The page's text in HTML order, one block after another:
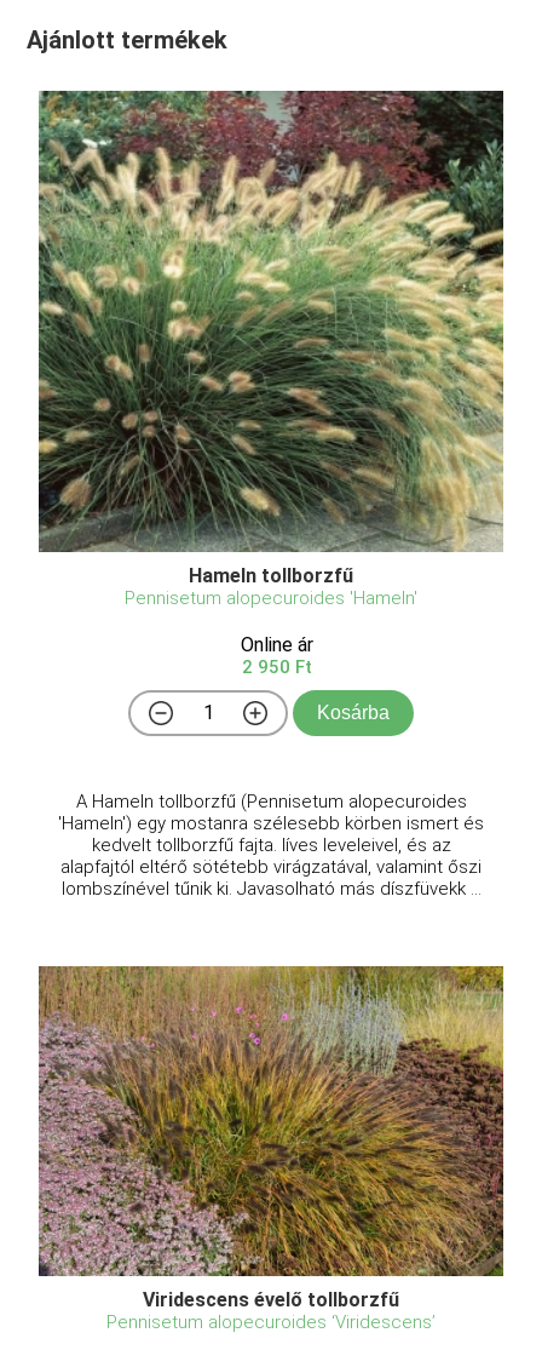
Ajánlott termékek
Hameln tollborzfű
Pennisetum alopecuroides 'Hameln'
Online ár
2 950 Ft
Kosárba
A Hameln tollborzfű (Pennisetum alopecuroides
'Hameln') egy mostanra szélesebb körben ismert és
kedvelt tollborzfű fajta. Iíves leveleivel, és az
alapfajtól eltérő sötétebb virágzatával, valamint őszi
lombszínével tűnik ki. Javasolható más díszfüvekk ...
Viridescens évelő tollborzfű
Pennisetum alopecuroides ‘Viridescens’